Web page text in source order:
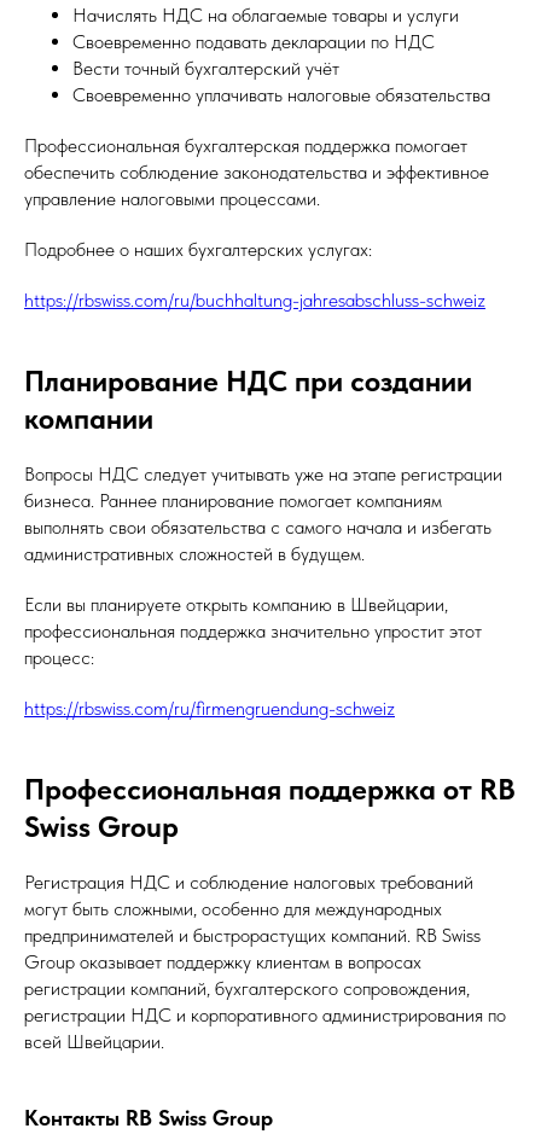
Начислять НДС на облагаемые товары и услуги
Своевременно подавать декларации по НДС
Вести точный бухгалтерский учёт
Своевременно уплачивать налоговые обязательства
Профессиональная бухгалтерская поддержка помогает
обеспечить соблюдение законодательства и эффективное
управление налоговыми процессами.
Подробнее о наших бухгалтерских услугах:
https://rbswiss.com/ru/buchhaltung-jahresabschluss-schweiz
Планирование НДС при создании
компании
Вопросы НДС следует учитывать уже на этапе регистрации
бизнеса. Раннее планирование помогает компаниям
выполнять свои обязательства с самого начала и избегать
административных сложностей в будущем.
Если вы планируете открыть компанию в Швейцарии,
профессиональная поддержка значительно упростит этот
процесс:
https://rbswiss.com/ru/firmengruendung-schweiz
Профессиональная поддержка от RB
Swiss Group
Регистрация НДС и соблюдение налоговых требований
могут быть сложными, особенно для международных
предпринимателей и быстрорастущих компаний. RB Swiss
Group оказывает поддержку клиентам в вопросах
регистрации компаний, бухгалтерского сопровождения,
регистрации НДС и корпоративного администрирования по
всей Швейцарии.
Контакты RB Swiss Group